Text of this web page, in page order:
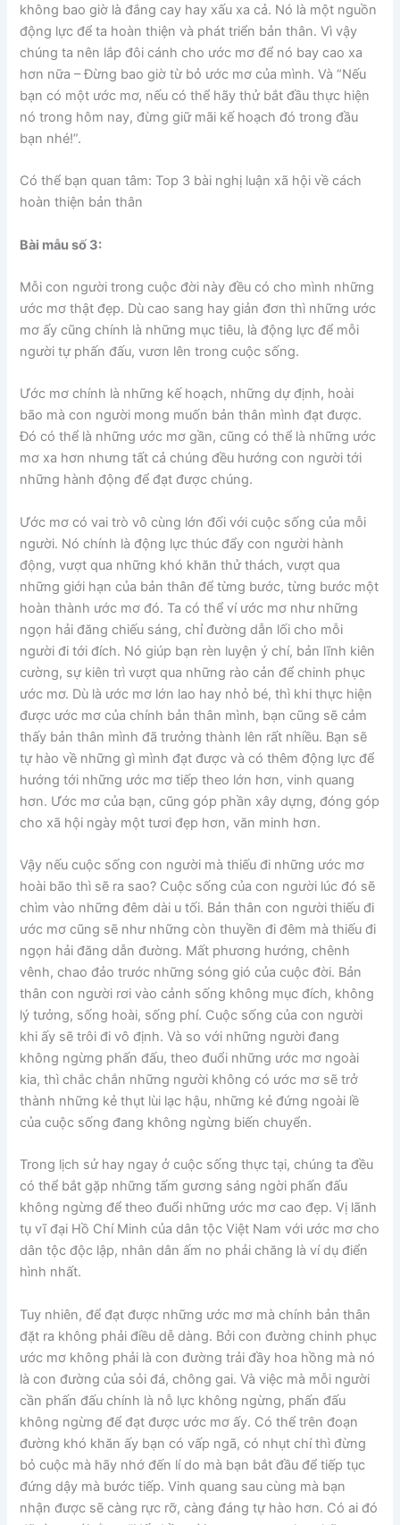
không bao giờ là đắng cay hay xấu xa cả. Nó là một nguồn
động lực để ta hoàn thiện và phát triển bản thân. Vì vậy
chúng ta nên lắp đôi cánh cho ước mơ để nó bay cao xa
hơn nữa – Đừng bao giờ từ bỏ ước mơ của mình. Và “Nếu
bạn có một ước mơ, nếu có thể hãy thử bắt đầu thực hiện
nó trong hôm nay, đừng giữ mãi kế hoạch đó trong đầu
bạn nhé!”.
Có thể bạn quan tâm: Top 3 bài nghị luận xã hội về cách
hoàn thiện bản thân
Bài mẫu số 3:
Mỗi con người trong cuộc đời này đều có cho mình những
ước mơ thật đẹp. Dù cao sang hay giản đơn thì những ước
mơ ấy cũng chính là những mục tiêu, là động lực để mỗi
người tự phấn đấu, vươn lên trong cuộc sống.
Ước mơ chính là những kế hoạch, những dự định, hoài
bão mà con người mong muốn bản thân mình đạt được.
Đó có thể là những ước mơ gần, cũng có thể là những ước
mơ xa hơn nhưng tất cả chúng đều hướng con người tới
những hành động để đạt được chúng.
Ước mơ có vai trò vô cùng lớn đối với cuộc sống của mỗi
người. Nó chính là động lực thúc đẩy con người hành
động, vượt qua những khó khăn thử thách, vượt qua
những giới hạn của bản thân để từng bước, từng bước một
hoàn thành ước mơ đó. Ta có thể ví ước mơ như những
ngọn hải đăng chiếu sáng, chỉ đường dẫn lối cho mỗi
người đi tới đích. Nó giúp bạn rèn luyện ý chí, bản lĩnh kiên
cường, sự kiên trì vượt qua những rào cản để chinh phục
ước mơ. Dù là ước mơ lớn lao hay nhỏ bé, thì khi thực hiện
được ước mơ của chính bản thân mình, bạn cũng sẽ cảm
thấy bản thân mình đã trưởng thành lên rất nhiều. Bạn sẽ
tự hào về những gì mình đạt được và có thêm động lực để
hướng tới những ước mơ tiếp theo lớn hơn, vinh quang
hơn. Ước mơ của bạn, cũng góp phần xây dựng, đóng góp
cho xã hội ngày một tươi đẹp hơn, văn minh hơn.
Vậy nếu cuộc sống con người mà thiếu đi những ước mơ
hoài bão thì sẽ ra sao? Cuộc sống của con người lúc đó sẽ
chìm vào những đêm dài u tối. Bản thân con người thiếu đi
ước mơ cũng sẽ như những còn thuyền đi đêm mà thiếu đi
ngọn hải đăng dẫn đường. Mất phương hướng, chênh
vênh, chao đảo trước những sóng gió của cuộc đời. Bản
thân con người rơi vào cảnh sống không mục đích, không
lý tưởng, sống hoài, sống phí. Cuộc sống của con người
khi ấy sẽ trôi đi vô định. Và so với những người đang
không ngừng phấn đấu, theo đuổi những ước mơ ngoài
kia, thì chắc chắn những người không có ước mơ sẽ trở
thành những kẻ thụt lùi lạc hậu, những kẻ đứng ngoài lề
của cuộc sống đang không ngừng biến chuyển.
Trong lịch sử hay ngay ở cuộc sống thực tại, chúng ta đều
có thể bắt gặp những tấm gương sáng ngời phấn đấu
không ngừng để theo đuổi những ước mơ cao đẹp. Vị lãnh
tụ vĩ đại Hồ Chí Minh của dân tộc Việt Nam với ước mơ cho
dân tộc độc lập, nhân dân ấm no phải chăng là ví dụ điển
hình nhất.
Tuy nhiên, để đạt được những ước mơ mà chính bản thân
đặt ra không phải điều dễ dàng. Bởi con đường chinh phục
ước mơ không phải là con đường trải đầy hoa hồng mà nó
là con đường của sỏi đá, chông gai. Và việc mà mỗi người
cần phấn đấu chính là nỗ lực không ngừng, phấn đấu
không ngừng để đạt được ước mơ ấy. Có thể trên đoạn
đường khó khăn ấy bạn có vấp ngã, có nhụt chí thì đừng
bỏ cuộc mà hãy nhớ đến lí do mà bạn bắt đầu để tiếp tục
đứng dậy mà bước tiếp. Vinh quang sau cùng mà bạn
nhận được sẽ càng rực rỡ, càng đáng tự hào hơn. Có ai đó